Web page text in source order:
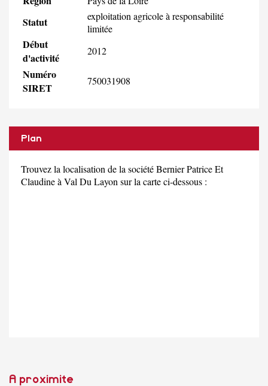
Statut
exploitation agricole à responsabilité
limitée
Début
d'activité
2012
Numéro
SIRET
750031908
Plan
Trouvez la localisation de la société Bernier Patrice Et
Claudine à Val Du Layon sur la carte ci-dessous :
A proximite